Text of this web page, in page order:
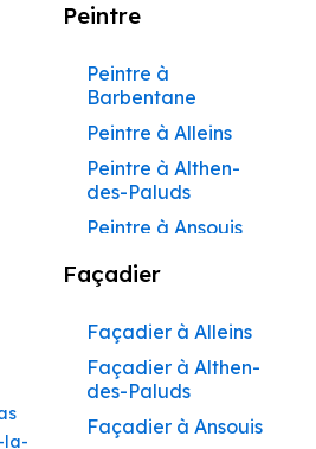
Peintre
Peintre à
Barbentane
Peintre à Alleins
Peintre à Althen-
des-Paluds
Peintre à Ansouis
Peintre à Apt
Peintre à Aurons
Peintre à Avignon
Peintre à
Beaumettes
la-
Façadier
Façadier à Alleins
Façadier à Althen-
des-Paluds
Façadier à Ansouis